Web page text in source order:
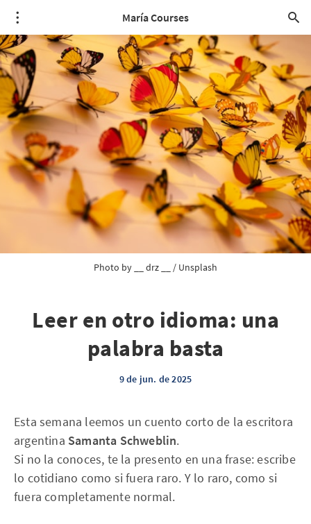
María Courses
Photo by __ drz __ / Unsplash
Leer en otro idioma: una
palabra basta
9 de jun. de 2025
Esta semana leemos un cuento corto de la escritora
argentina Samanta Schweblin.
Si no la conoces, te la presento en una frase: escribe
lo cotidiano como si fuera raro. Y lo raro, como si
fuera completamente normal.